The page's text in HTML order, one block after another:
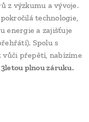
z výzkumu a vývoje.
technologie,
energie a zajišťuje
Spolu s
přepětí, nabízíme
3letou plnou záruku.